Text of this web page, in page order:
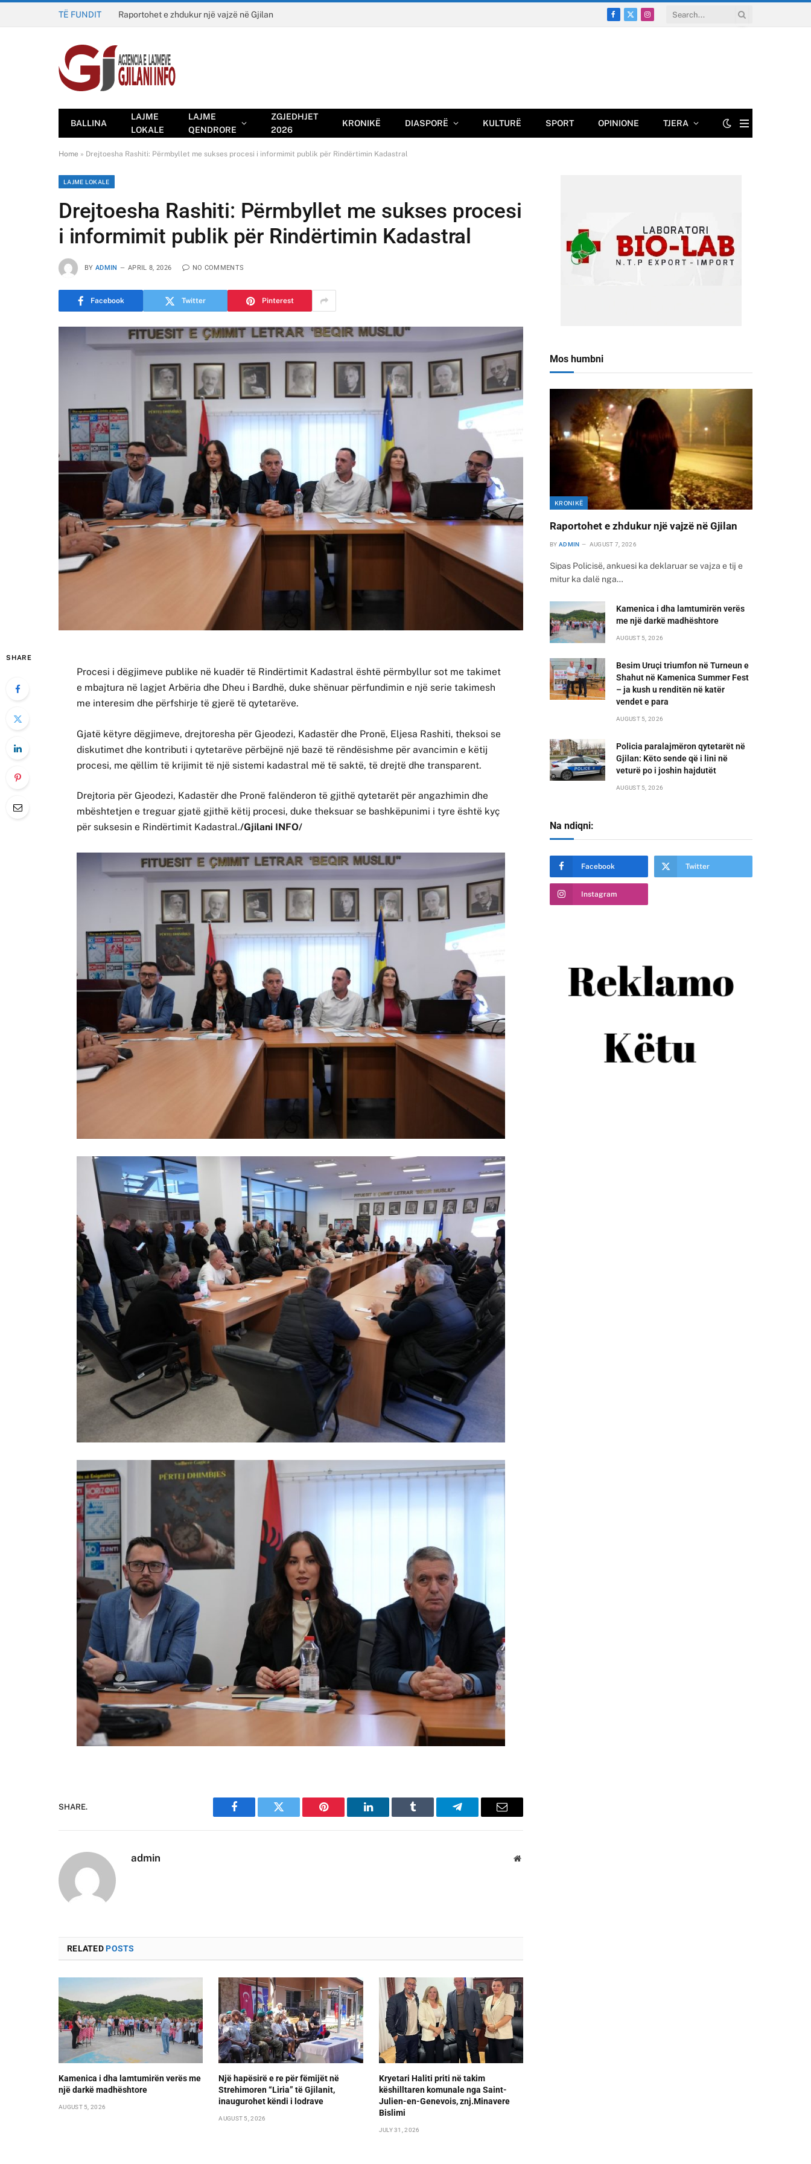
TË FUNDIT Raportohet e zhdukur një vajzë në Gjilan
Facebook
X
Instagram
BALLINA
LAJME
LOKALE
LAJME
QENDRORE
ZGJEDHJET
2026
KRONIKË DIASPORË KULTURË SPORT OPINIONE TJERA
Home » Drejtoesha Rashiti: Përmbyllet me sukses procesi i informimit publik për Rindërtimin Kadastral
LAJME LOKALE
Drejtoesha Rashiti: Përmbyllet me sukses procesi
i informimit publik për Rindërtimin Kadastral
BY ADMIN APRIL 8, 2026 NO COMMENTS
Facebook Twitter Pinterest
SHARE
Procesi i dëgjimeve publike në kuadër të Rindërtimit Kadastral është përmbyllur sot me takimet
e mbajtura në lagjet Arbëria dhe Dheu i Bardhë, duke shënuar përfundimin e një serie takimesh
me interesim dhe përfshirje të gjerë të qytetarëve.
Gjatë këtyre dëgjimeve, drejtoresha për Gjeodezi, Kadastër dhe Pronë, Eljesa Rashiti, theksoi se
diskutimet dhe kontributi i qytetarëve përbëjnë një bazë të rëndësishme për avancimin e këtij
procesi, me qëllim të krijimit të një sistemi kadastral më të saktë, të drejtë dhe transparent.
Drejtoria për Gjeodezi, Kadastër dhe Pronë falënderon të gjithë qytetarët për angazhimin dhe
mbështetjen e treguar gjatë gjithë këtij procesi, duke theksuar se bashkëpunimi i tyre është kyç
për suksesin e Rindërtimit Kadastral./Gjilani INFO/
SHARE.
Facebook Twitter Pinterest LinkedIn Tumblr Telegram Email
admin Website
RELATEDPOSTS
Kamenica i dha lamtumirën verës me
një darkë madhështore
AUGUST 5, 2026
Një hapësirë e re për fëmijët në
Strehimoren “Liria” të Gjilanit,
inaugurohet këndi i lodrave
AUGUST 5, 2026
Kryetari Haliti priti në takim
këshilltaren komunale nga Saint-
Julien-en-Genevois, znj.Minavere
Bislimi
JULY 31, 2026
Mos humbni
KRONIKË
Raportohet e zhdukur një vajzë në Gjilan
BY ADMIN AUGUST 7, 2026
Sipas Policisë, ankuesi ka deklaruar se vajza e tij e
mitur ka dalë nga…
Kamenica i dha lamtumirën verës
me një darkë madhështore
AUGUST 5, 2026
Besim Uruçi triumfon në Turneun e
Shahut në Kamenica Summer Fest
– ja kush u renditën në katër
vendet e para
AUGUST 5, 2026
Policia paralajmëron qytetarët në
Gjilan: Këto sende që i lini në
veturë po i joshin hajdutët
AUGUST 5, 2026
Na ndiqni:
Facebook Twitter
Instagram